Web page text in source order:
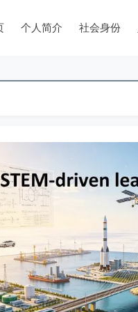
个人简介 社会身份